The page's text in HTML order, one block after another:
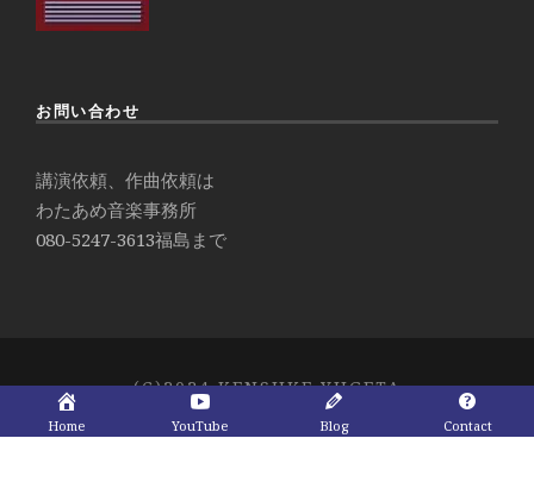
お問い合わせ
講演依頼、作曲依頼は
わたあめ音楽事務所
080-5247-3613福島まで
(C)2024 KENSUKE YUGETA
Home YouTube Blog Contact